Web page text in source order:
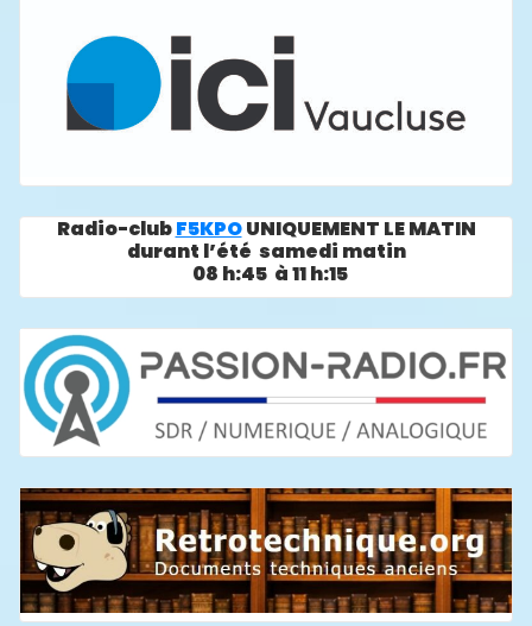
Radio-clubF5KPOUNIQUEMENT LE MATIN
durant l’été samedi matin
08 h:45 à 11 h:15